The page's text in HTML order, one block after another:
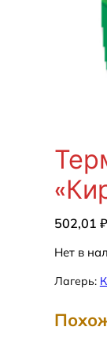
502,01 ₽
Нет в
Лагерь: